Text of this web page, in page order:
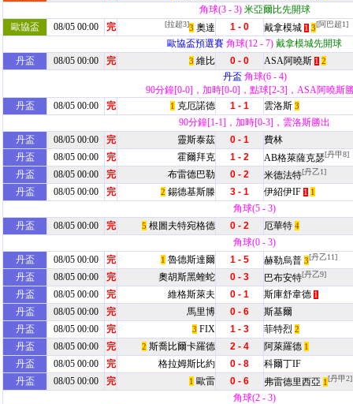
角球(3 - 3) 米亞爾比先開球
歐協盃
08/05 00:00 完 [拉超3]3 奧達 1 - 0 戴拿模城 1 3[阿巴超1]
歐協盃預選賽 角球(12 - 7) 戴拿模城先開球
丹盃
08/05 00:00 完 3 維比 0 - 0 ASA阿曉斯 1 2
丹盃 角球(6 - 4)
90分鐘[0-0]，加時[0-0]，點球[2-3]，ASA阿曉斯
丹盃
08/05 00:00 完 1 克厄諾德 1 - 1 雲洛斯 3
90分鐘[1-1]，加時[0-3]，雲洛斯勝出
丹盃
08/05 00:00 完 靈斯泰茲 0 - 1
費林
丹盃
08/05 00:00 完 霍爾拜克 1 - 2 AB格萊薩克瑟[丹甲8]
丹盃 08/05 00:00 完 布雷德巴勒 0 - 2 米德法特[丹乙1]
丹盃 08/05 00:00 完 2 錫德基斯滕 3 - 1 伊紹伊IF 1 1
角球(5 - 3)
丹盃
08/05 00:00 完 5 根圖夫特宛格德 0 - 2 厄華特 4
角球(0 - 3)
丹盃
08/05 00:00 完 1 魯德斯達爾 1 - 5 赫勒烏普 3[丹乙11]
丹盃 08/05 00:00 完 奧胡斯黑蝰蛇 0 - 3 巴布安特[丹乙9]
丹盃 08/05 00:00 完 維格斯萊夫 0 - 1 斯庫舒韋德 1
丹盃 08/05 00:00 完 馬里博 0 - 6
斯基爾
丹盃
08/05 00:00 完 3 FIX 1 - 3 菲特烈 2
丹盃 08/05 00:00 完 2 斯喬比爾卡羅德 2 - 4 阿萊羅德 1
丹盃 08/05 00:00 完 格拉姆斯比約 0 - 8
科爾丁IF
丹盃
08/05 00:00 完 1 歐雷 0 - 6 弗雷德里西亞 1[丹甲2]
角球(2 - 3)